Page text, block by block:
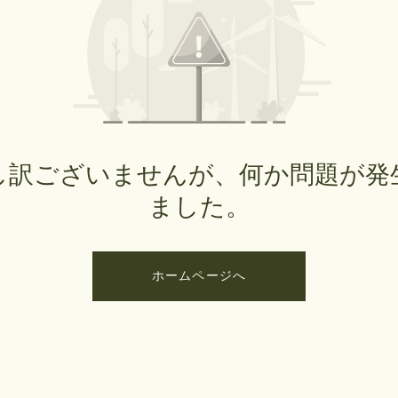
訳ございませんが、何か問題が発
ました。
ホームページへ